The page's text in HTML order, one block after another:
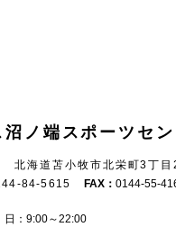
沼ノ端スポーツセ
海道苫小牧市北栄町3丁目
84-5615 FAX：0144-55-
：9:00～22:00